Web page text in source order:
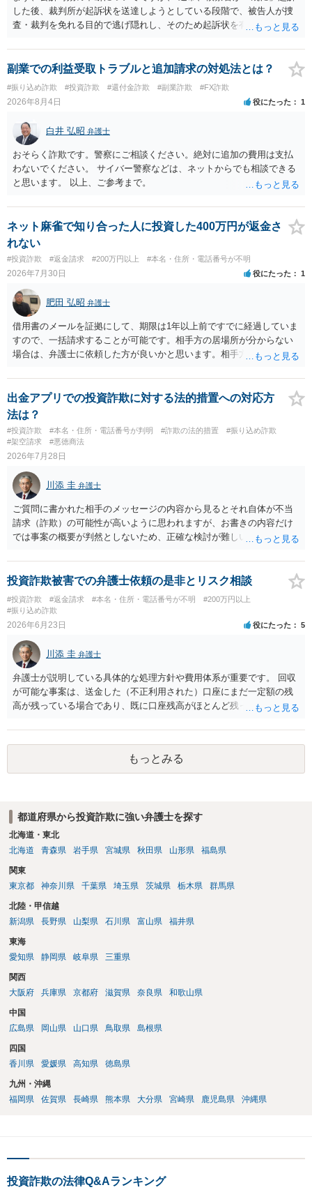
した後、裁判所が起訴状を送達しようとしている段階で、被告人が捜
査・裁判を免れる目的で逃げ隠れし、そのため起訴状を有効に送達で
この規定によって時効が停止するわけではありません。 その意味で
は、刑事事件化するという部分ではややハードルが高いように見受け
られます。 他方で、相手方の住所等が特定できているのであれば、民
事事件として、損害賠償請求や貸金返還請求等により、裁判所を通じ
て返金を求める方法も考えられますが、結局は相手方に資力があるか
否かにより結論が分かれます。
副業での利益受取トラブルと追加請求の対処法とは？
#振り込め詐欺 #投資詐欺 #還付金詐欺 #副業詐欺 #FX詐欺
2026年8月4日 役にたった 1
白井 弘昭 弁護士
おそらく詐欺です。警察にご相談ください。絶対に追加の費用は支払
わないでください。 サイバー警察などは、ネットからでも相談できる
と思います。 以上、ご参考まで。
ネット麻雀で知り合った人に投資した400万円が返金さ
れない
#投資詐欺 #返金請求 #200万円以上 #本名・住所・電話番号が不明
2026年7月30日 役にたった 1
肥田 弘昭 弁護士
借用書のメールを証拠にして、期限は1年以上前ですでに経過していま
すので、一括請求することが可能です。相手方の居場所が分からない
場合は、弁護士に依頼した方が良いかと思います。相手方の居場所が
さい。
出金アプリでの投資詐欺に対する法的措置への対応方
法は？
#投資詐欺 #本名・住所・電話番号が判明 #詐欺の法的措置
#振り込め詐欺
#架空請求
#悪徳商法
2026年7月28日
川添 圭 弁護士
ご質問に書かれた相手のメッセージの内容から見るとそれ自体が不当
請求（詐欺）の可能性が高いように思われますが、お書きの内容だけ
では事案の概要が判然としないため、正確な検討が難しいです。例え
画面を見て貰いながらアドバイスう受けた方が確実です。
投資詐欺被害での弁護士依頼の是非とリスク相談
#投資詐欺 #返金請求 #本名・住所・電話番号が不明
#200万円以上
#振り込め詐欺
2026年6月23日 役にたった 5
川添 圭 弁護士
弁護士が説明している具体的な処理方針や費用体系が重要です。 回収
が可能な事案は、送金した（不正利用された）口座にまだ一定額の残
高が残っている場合であり、既に口座残高がほとんど残っていない場
判断するため、まず何よりも、送金先口座の口座凍結時の残高を把握
することが重要になります。振り込め詐欺救済法で口座凍結された口
座の残高はウェブサイトで公告されますが、公告までには口座凍結か
ら2か月程度かかることも多く、むしろその前に弁護士会照会を行って
ことが望ましい）ことになります。 残高が乏しい口座開設者に対して
は、幇助による共同不法行為責任を理由に内容証明郵便を送ったり提
訴したりすることが多いですが、金に困って口座を譲渡した人も多
までやるかどうかの検討も必要になるでしょう。なお、近時は、副業
名目に口座を騙し取られたとか不正アクセス等による口座情報を盗取
された等の事案もあり、口座名義人の過失責任を問うことが微妙な事
士へ依頼して同じ口座からの回収に動いている可能性が高いというこ
とです。そのため、とにかく他の被害者に先んじて回収できるか、そ
うでなくても配当手続に加わることができるかどうかが重要になりま
案では、被害者の誰かが公告期間満了前に仮差押えや差押えをしてし
まうケースが多いでしょう。なお、振り込め詐欺救済法の規定では、
凍結された預金の公告期間満了までに被害者が預金の仮差押えや差押
えをすると被害分配手続は中止になってしまうため、配当を待つとい
必要があるわけです。 上記のような、投資詐欺の実情や処理方針を的
確に説明できているかどうかが、弁護士を信頼できるかどうかのポイ
ントになるでしょう。
もっとみる
都道府県から投資詐欺に強い弁護士を探す
北海道・東北
北海道
青森県 岩手県 宮城県 秋田県 山形県 福島県
関東
東京都
神奈川県 千葉県 埼玉県 茨城県 栃木県 群馬県
北陸・甲信越
新潟県
長野県 山梨県 石川県 富山県 福井県
東海
愛知県
静岡県 岐阜県 三重県
関西
大阪府
兵庫県 京都府 滋賀県 奈良県 和歌山県
中国
広島県
岡山県 山口県 鳥取県 島根県
四国
香川県
愛媛県 高知県 徳島県
九州・沖縄
福岡県
佐賀県 長崎県 熊本県 大分県 宮崎県 鹿児島県 沖縄県
投資詐欺の法律Q&Aランキング